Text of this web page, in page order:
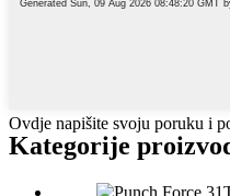
Ovdje napišite svoju poruku i
Kategorije